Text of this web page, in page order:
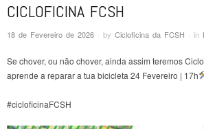
Skip to content
CICLOFICINA FCSH
18 de Fevereiro de 2026 · by Cicloficina da FCSH · in
Se chover, ou não chover, ainda assim teremos
aprende a reparar a tua bicicleta 24 Fevereiro | 17h
#cicloficinaFCSH